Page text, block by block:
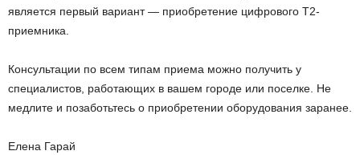
является первый вариант — приобретение цифрового Т2-
приемника.
Консультации по всем типам приема можно получить у
специалистов, работающих в вашем городе или поселке. Не
медлите и позаботьтесь о приобретении оборудования заранее.
Елена Гарай